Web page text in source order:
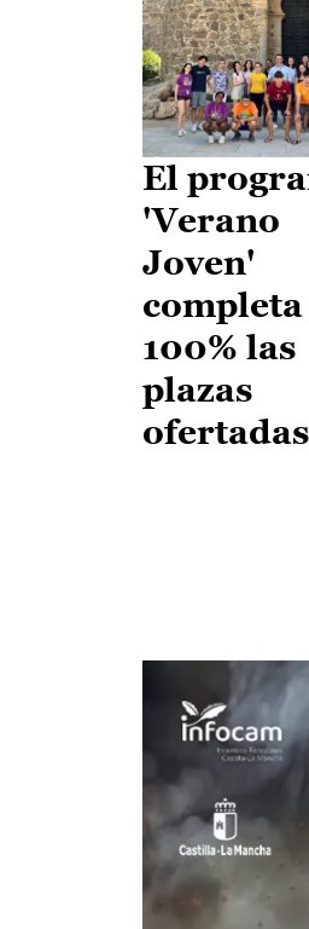
El
'Verano
Joven'
100% las
plazas
ofertadas